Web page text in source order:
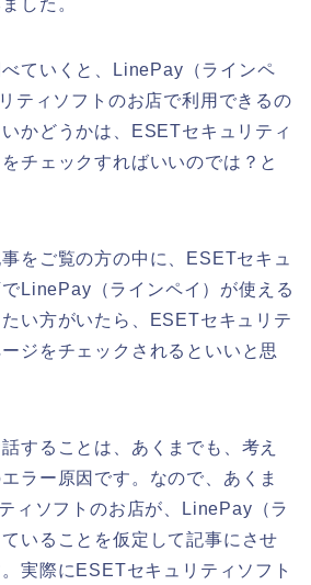
した。
ていくと、LinePay（ラインペ
ティソフトのお店で利用できるの
かどうかは、ESETセキュリティ
チェックすればいいのでは？と
をご覧の方の中に、ESETセキュ
LinePay（ラインペイ）が使える
い方がいたら、ESETセキュリテ
ジをチェックされるといいと思
することは、あくまでも、考え
ラー原因です。なので、あくま
ィソフトのお店が、LinePay（ラ
いることを仮定して記事にさせ
実際にESETセキュリティソフト